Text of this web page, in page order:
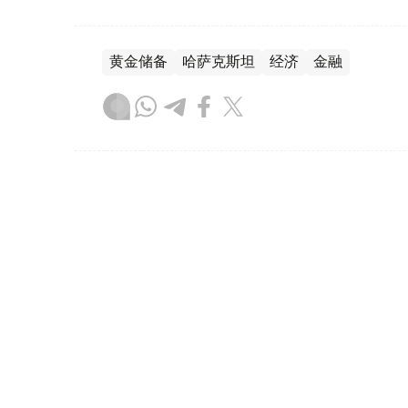
黄金储备 哈萨克斯坦 经济 金融